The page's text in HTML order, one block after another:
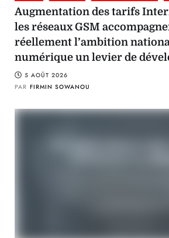
Augmentation des tarifs
les réseaux GSM
réellement l’ambition
numérique un levier de
5 AOÛT 2026
PAR FIRMIN SOWANOU